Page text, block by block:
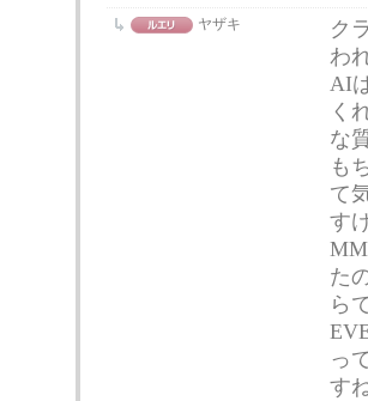
ヤザキ
ク
わ
AI
く
な
も
て
す
た
ら
っ
す